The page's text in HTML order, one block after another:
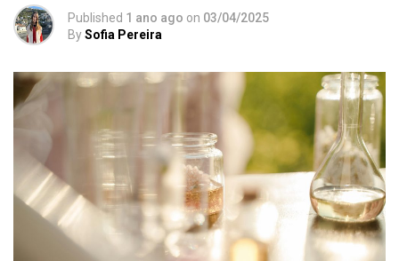
Published 1 ano ago on 03/04/2025
BySofia Pereira